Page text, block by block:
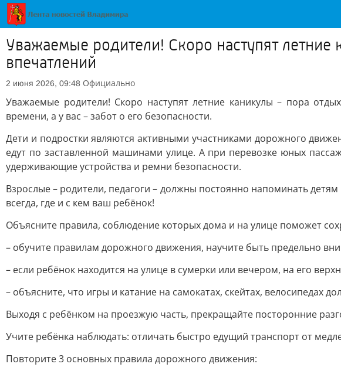
Уважаемые родители! Скоро наступят
впечатлений
2 июня 2026, 09:48 Официально
Уважаемые родители! Скоро наступят летние каникулы – пора
времени, а у вас – забот о его безопасности.
Дети и подростки являются активными участниками дорожного
едут по заставленной машинами улице. А при перевозке юных
удерживающие устройства и ремни безопасности.
Взрослые – родители, педагоги – должны постоянно напоминать
всегда, где и с кем ваш ребёнок!
Объясните правила, соблюдение которых дома и на улице поможет
– обучите правилам дорожного движения, научите быть предельно
– если ребёнок находится на улице в сумерки или вечером, на его
– объясните, что игры и катание на самокатах, скейтах, велосипедах
Выходя с ребёнком на проезжую часть, прекращайте посторонние
Учите ребёнка наблюдать: отличать быстро едущий транспорт от
Повторите 3 основных правила дорожного движения: